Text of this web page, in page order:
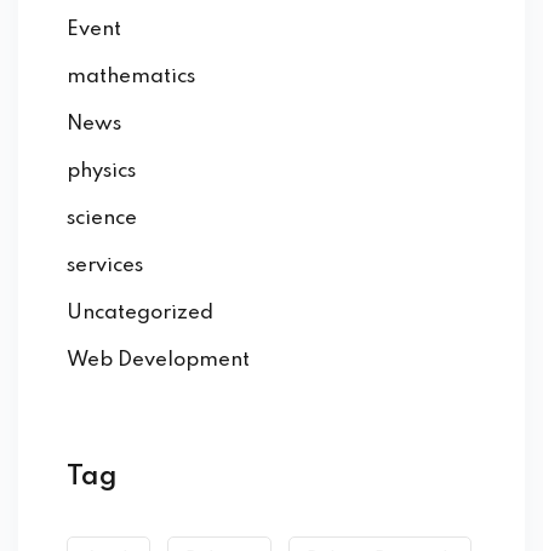
Event
mathematics
News
physics
science
services
Uncategorized
Web Development
Tag